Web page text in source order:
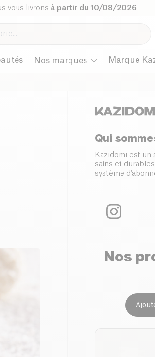
vous livrons à partir du 10/08/2026
Nos marques Marque
Qui
Kazidomi est un
sains et
système
Nos